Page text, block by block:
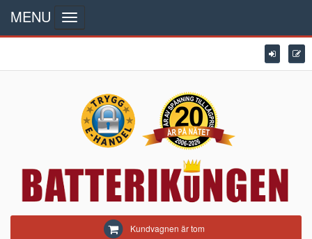
Kundvagnen är tom
MENU Toggle navigation